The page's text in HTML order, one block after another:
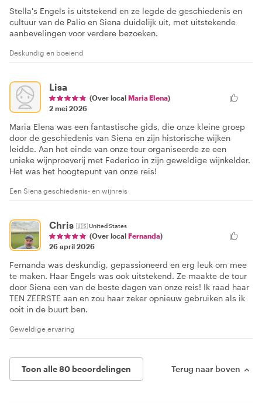
Stella's Engels is uitstekend en ze legde de geschiedenis en
cultuur van de Palio en Siena duidelijk uit, met uitstekende
aanbevelingen voor verdere bezoeken.
Deskundig en boeiend
Lisa
(Over local Maria Elena)
2 mei 2026
Maria Elena was een fantastische gids, die onze kleine groep
door de geschiedenis van Siena en zijn historische wijken
leidde. Aan het einde van onze tour organiseerde ze een
unieke wijnproeverij met Federico in zijn geweldige wijnkelder.
Het was het hoogtepunt van onze reis!
Een Siena geschiedenis- en wijnreis
Chris 🇺🇸United States
(Over local Fernanda)
26 april 2026
Fernanda was deskundig, gepassioneerd en erg leuk om mee
te maken. Haar Engels was ook uitstekend. Ze maakte de tour
door Siena een van de beste dagen van onze reis! Ik raad haar
TEN ZEERSTE aan en zou haar zeker opnieuw gebruiken als ik
ooit in de buurt ben.
Geweldige ervaring
Toon alle 80 beoordelingen Terug naar boven